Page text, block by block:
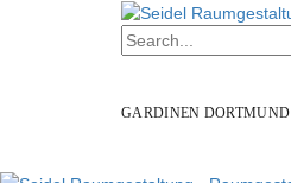
GARDINEN DORTMUND